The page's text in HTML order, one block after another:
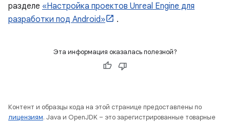
разделе «Настройка проектов Unreal Engine для
разработки под Android»
.
Эта информация оказалась полезной?
Контент и образцы кода на этой странице предоставлены по
лицензиям. Java и OpenJDK – это зарегистрированные товарные